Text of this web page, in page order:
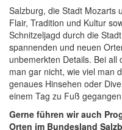
Salzburg, die Stadt Mozarts
Flair, Tradition und Kultur
Schnitzeljagd durch die
spannenden und neuen
unbemerkten Details. Bei
man gar nicht, wie viel man
genaues Hinsehen oder
einem Tag zu Fuß
Gerne führen wir auch
Orten im Bundesland